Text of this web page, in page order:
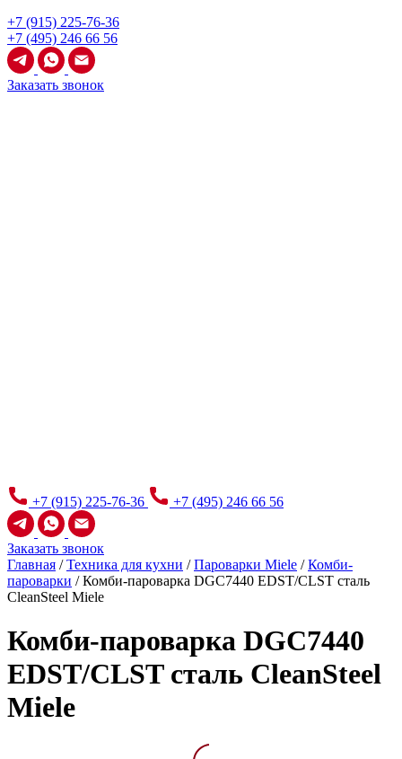
+7 (915) 225-76-36
+7 (495) 246 66 56
Заказать звонок
+7 (915) 225-76-36 +7 (495) 246 66 56
Заказать звонок
Главная /Техника для кухни /Пароварки Miele /Комби-
пароварки /Комби-пароварка DGC7440 EDST/CLST сталь
CleanSteel Miele
Комби-пароварка DGC7440
EDST/CLST сталь CleanSteel
Miele